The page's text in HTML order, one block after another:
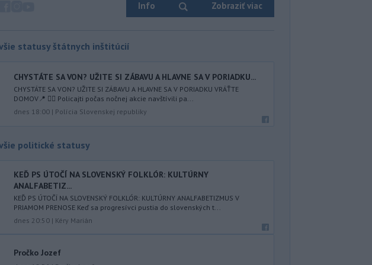
výpovednej lehoty.
oblastiach
Rakúska povodne a
pred búrkami vo
Vydal preto
stupňa.
vnútra (MV) SR
bezpečnostnýúrad
zariadení, ktoré
Info Zobraziť viac
statusy štátnych inštitúcií
CHYSTÁTE SA VON? UŽITE SI ZÁBAVU A HLAVNE SA V PORIADKU...
CHYSTÁTE SA VON? UŽITE SI ZÁBAVU A HLAVNE SA V PORIADKU VRÁŤTE
DOMOV📍 👮‍♂️ Policajti počas nočnej akcie navštívili pa...
dnes 18:00 | Polícia Slovenskej republiky
politické statusy
KEĎ PS ÚTOČÍ NA SLOVENSKÝ FOLKLÓR: KULTÚRNY
ANALFABETIZ...
KEĎ PS ÚTOČÍ NA SLOVENSKÝ FOLKLÓR: KULTÚRNY ANALFABETIZMUS V
PRIAMOM PRENOSE Keď sa progresívci pustia do slovenských t...
dnes 20:50 | Kéry Marián
Pročko Jozef